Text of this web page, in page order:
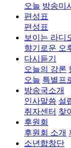
오늘 방송미
편성표
편성표
보이는 라디
향기로운 오
다시듣기
오늘의 강론
오늘 특별프
방송국소개
인사말씀 설
취자센터 찾
후원회
후원회 소개
소년합창단